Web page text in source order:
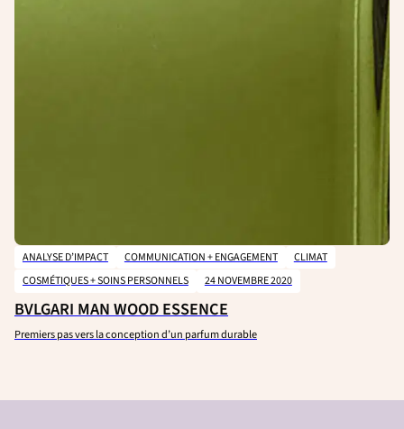
ANALYSE D’IMPACT COMMUNICATION + ENGAGEMENT
CLIMAT
COSMÉTIQUES + SOINS PERSONNELS
24 NOVEMBRE 2020
BVLGARI MAN WOOD ESSENCE
Premiers pas vers la conception d’un parfum durable